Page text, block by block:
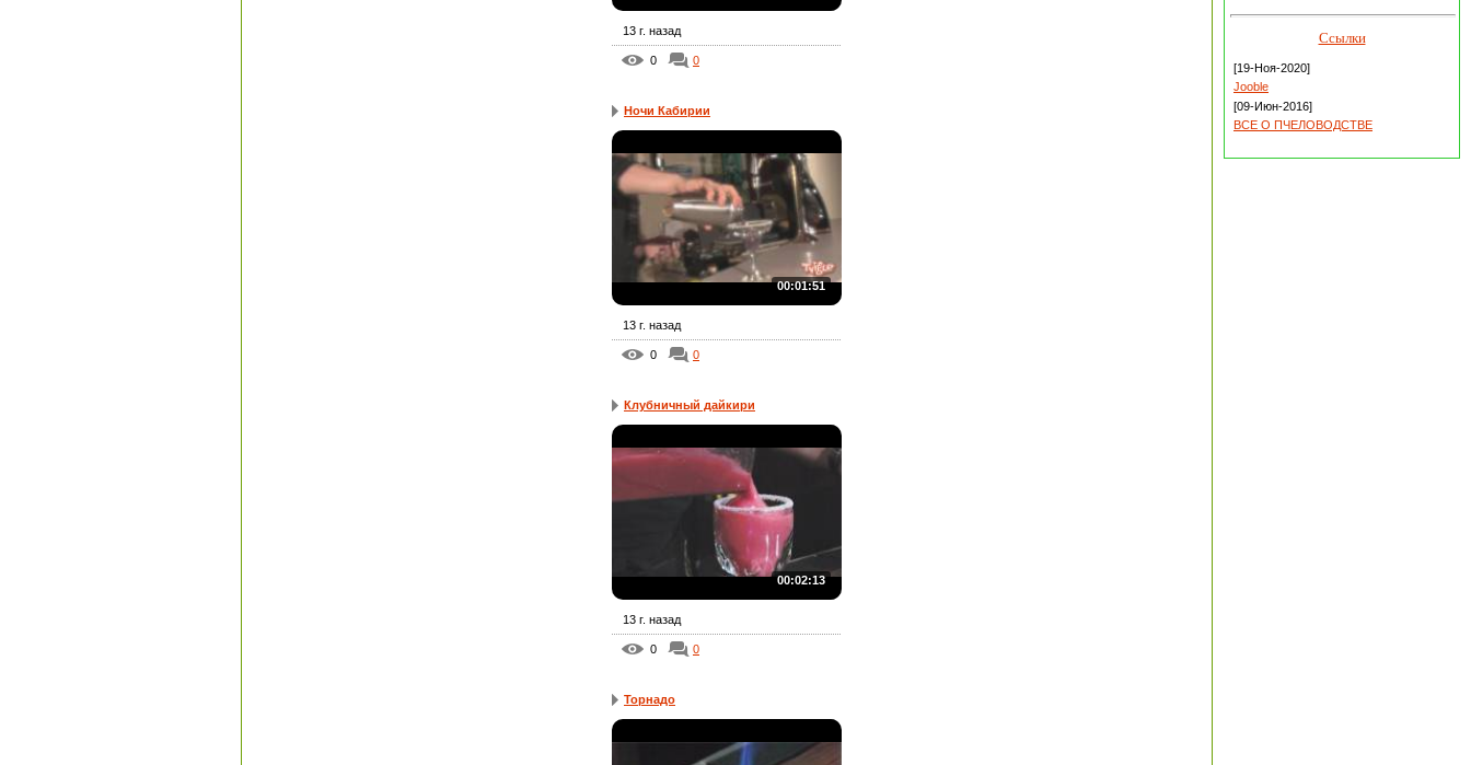
13 г. назад
0 0
Ночи Кабирии
00:01:51
13 г. назад
0 0
Клубничный дайкири
00:02:13
13 г. назад
0 0
Торнадо
Ссылки
[19-Ноя-2020]
Jooble
[09-Июн-2016]
ВСЕ О ПЧЕЛОВОДСТВЕ